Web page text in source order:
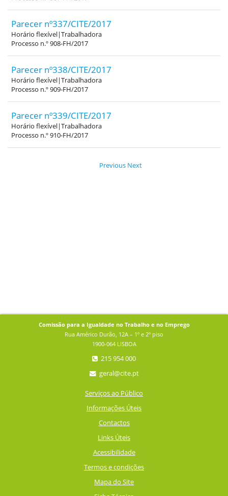
Parecer nº337/CITE/2017
Horário flexível|Trabalhadora
Processo n.º 908-FH/2017
Parecer nº338/CITE/2017
Horário flexível|Trabalhadora
Processo n.º 909-FH/2017
Parecer nº339/CITE/2017
Horário flexível|Trabalhadora
Processo n.º 910-FH/2017
Previous Next
Comissão para a Igualdade no Trabalho e no Emprego
Rua Américo Durão, 12A – 1º e 2º piso
1900-064 LISBOA
215 954 000
geral@cite.pt
Serviços ao Público
Informações Úteis
Contactos
Links Úteis
Acessibilidade
Termos e condições
Mapa do Site